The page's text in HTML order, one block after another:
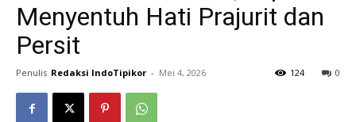
Menyentuh Hati Prajurit dan
Persit
Penulis Redaksi IndoTipikor - Mei 4, 2026 0
124